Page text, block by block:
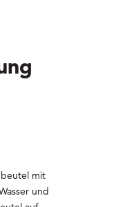
mit
und